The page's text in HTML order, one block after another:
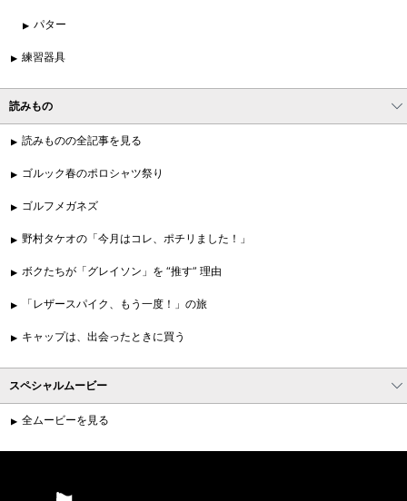
パター
練習器具
読みもの
読みものの全記事を見る
ゴルック春のポロシャツ祭り
ゴルフメガネズ
野村タケオの「今月はコレ、ポチリました！」
ボクたちが「グレイソン」を “推す” 理由
「レザースパイク、もう一度！」の旅
キャップは、出会ったときに買う
スペシャルムービー
全ムービーを見る